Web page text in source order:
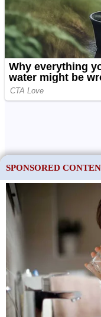
This site uses cookies to
to the
SPONSORED